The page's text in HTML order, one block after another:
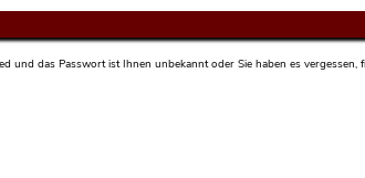
und das Passwort ist Ihnen unbekannt oder Sie haben es vergessen,